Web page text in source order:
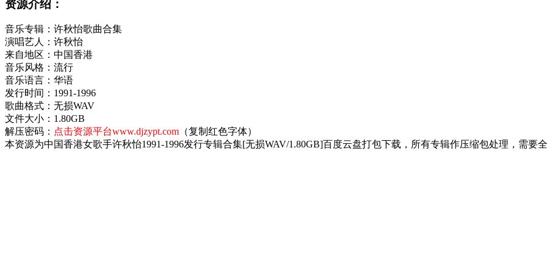
资源介绍：
音乐专辑：许秋怡歌曲合集
演唱艺人：许秋怡
来自地区：中国香港
音乐风格：流行
音乐语言：华语
发行时间：1991-1996
歌曲格式：无损WAV
文件大小：1.80GB
解压密码： 点击资源平台www.djzypt.com （复制红色字体）
本资源为中国香港女歌手许秋怡1991-1996发行专辑合集[无损WAV/1.80GB]百度云盘打包下载，所有专辑作压缩包处理，需要